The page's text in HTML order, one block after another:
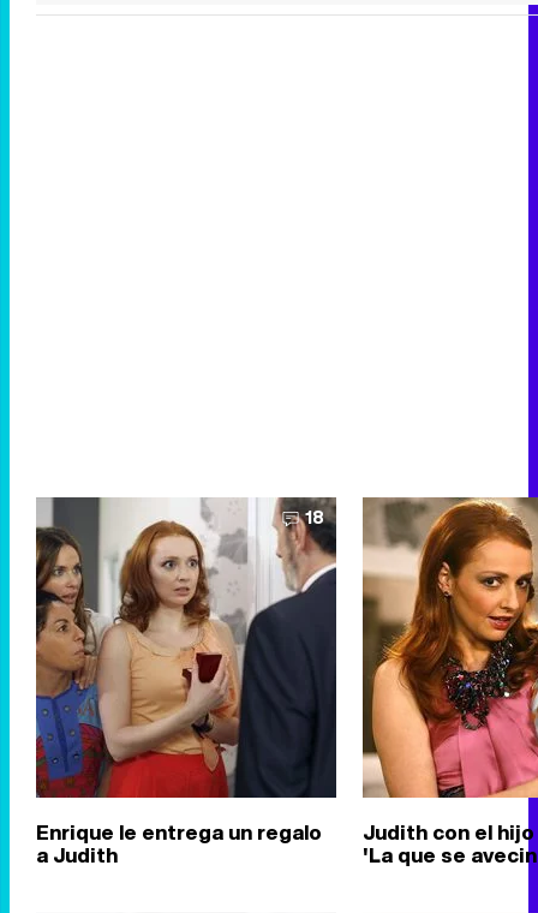
18
Enrique le entrega un regalo
a Judith
Judith con el
'La que se